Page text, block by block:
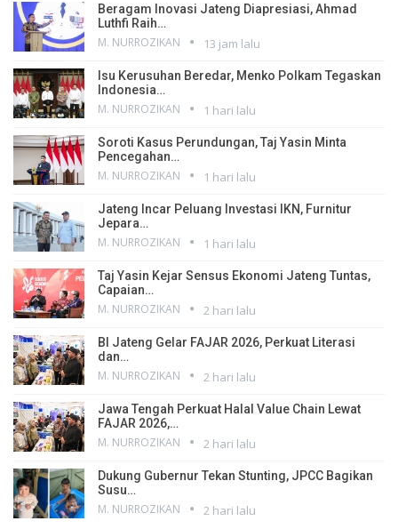
Beragam Inovasi Jateng Diapresiasi, Ahmad
Luthfi Raih…
M. NURROZIKAN 13 jam lalu
Isu Kerusuhan Beredar, Menko Polkam Tegaskan
Indonesia…
M. NURROZIKAN 1 hari lalu
Soroti Kasus Perundungan, Taj Yasin Minta
Pencegahan…
M. NURROZIKAN 1 hari lalu
Jateng Incar Peluang Investasi IKN, Furnitur
Jepara…
M. NURROZIKAN 1 hari lalu
Taj Yasin Kejar Sensus Ekonomi Jateng Tuntas,
Capaian…
M. NURROZIKAN 2 hari lalu
BI Jateng Gelar FAJAR 2026, Perkuat Literasi
dan…
M. NURROZIKAN 2 hari lalu
Jawa Tengah Perkuat Halal Value Chain Lewat
FAJAR 2026,…
M. NURROZIKAN 2 hari lalu
Dukung Gubernur Tekan Stunting, JPCC Bagikan
Susu…
M. NURROZIKAN 2 hari lalu